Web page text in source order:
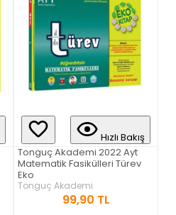
Hızlı Bakış
Tonguç Akademi 2022 Ayt
Matematik Fasikülleri Türev
Eko
Tonguç Akademi
99,90 TL